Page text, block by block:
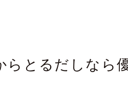
らとるだしなら